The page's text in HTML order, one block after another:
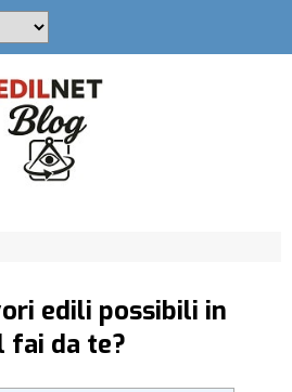
edili possibili in
fai da te?